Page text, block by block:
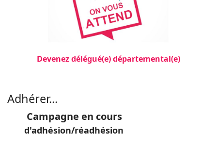
Devenez délégué(e) départemental(e)
Adhérer...
Campagne en cours
d'adhésion/réadhésion